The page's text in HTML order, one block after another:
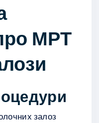
МРТ
залоз